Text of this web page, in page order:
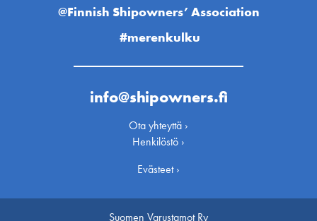
@Finnish Shipowners’ Association
#merenkulku
info@shipowners.fi
Ota yhteyttä ›
Henkilöstö ›
Evästeet ›
Suomen Varustamot Ry